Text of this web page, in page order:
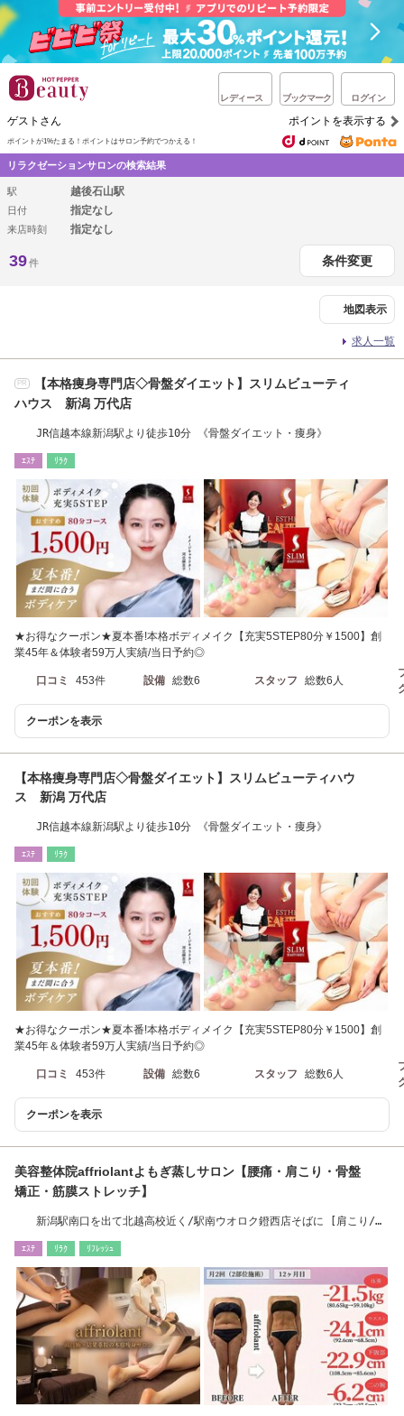
レディース ブックマーク ログイン
ゲストさん ポイントを表示する
ポイントが1%たまる！ ポイントはサロン予約でつかえる！
リラクゼーションサロンの検索結果
駅 越後石山駅
日付 指定なし
来店時刻 指定なし
39件 条件変更
地図表示
求人一覧
PR
【本格痩身専門店◇骨盤ダイエット】スリムビューティ
ハウス 新潟 万代店
JR信越本線新潟駅より徒歩10分 《骨盤ダイエット・痩身》
ｴｽﾃ ﾘﾗｸ
★お得なクーポン★夏本番!本格ボディメイク【充実5STEP80分￥1500】創
業45年＆体験者59万人実績/当日予約◎
口コミ 453件 設備 総数6 スタッフ 総数6人
クーポンを表示
【本格痩身専門店◇骨盤ダイエット】スリムビューティハウ
ス 新潟 万代店
JR信越本線新潟駅より徒歩10分 《骨盤ダイエット・痩身》
ｴｽﾃ ﾘﾗｸ
★お得なクーポン★夏本番!本格ボディメイク【充実5STEP80分￥1500】創
業45年＆体験者59万人実績/当日予約◎
口コミ 453件 設備 総数6 スタッフ 総数6人
クーポンを表示
美容整体院affriolantよもぎ蒸しサロン【腰痛・肩こり・骨盤
矯正・筋膜ストレッチ】
新潟駅南口を出て北越高校近く/駅南ウオロク鐙西店そばに [肩こり/小
ｴｽﾃ ﾘﾗｸ ﾘﾌﾚｯｼｭ